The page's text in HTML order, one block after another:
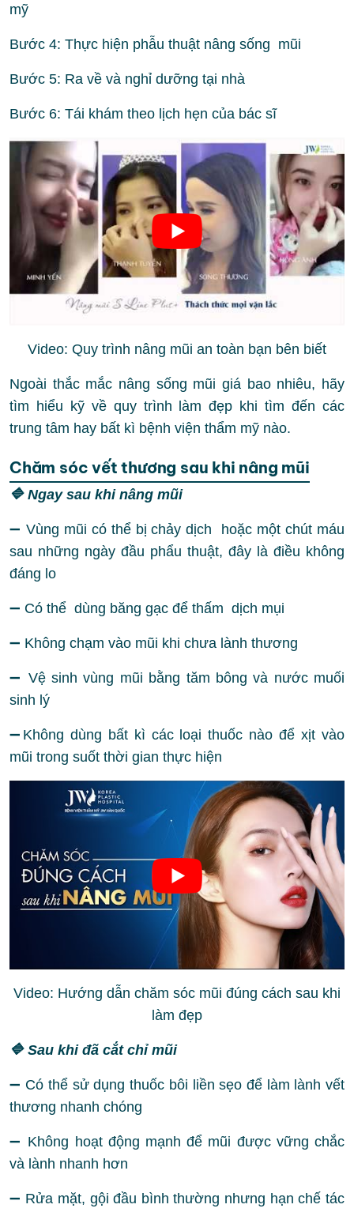
mỹ
Bước 4: Thực hiện phẫu thuật nâng sống mũi
Bước 5: Ra về và nghỉ dưỡng tại nhà
Bước 6: Tái khám theo lịch hẹn của bác sĩ
Video: Quy trình nâng mũi an toàn bạn bên biết
Ngoài thắc mắc nâng sống mũi giá bao nhiêu, hãy
tìm hiểu kỹ về quy trình làm đẹp khi tìm đến các
trung tâm hay bất kì bệnh viện thẩm mỹ nào.
Chăm sóc vết thương sau khi nâng mũi
🔷 Ngay sau khi nâng mũi
➖ Vùng mũi có thể bị chảy dịch hoặc một chút máu
sau những ngày đầu phẩu thuật, đây là điều không
đáng lo
➖ Có thể dùng băng gạc để thấm dịch mụi
➖ Không chạm vào mũi khi chưa lành thương
➖ Vệ sinh vùng mũi bằng tăm bông và nước muối
sinh lý
➖Không dùng bất kì các loại thuốc nào để xịt vào
mũi trong suốt thời gian thực hiện
Video: Hướng dẫn chăm sóc mũi đúng cách sau khi
làm đẹp
🔷 Sau khi đã cắt chỉ mũi
➖ Có thể sử dụng thuốc bôi liền sẹo để làm lành vết
thương nhanh chóng
➖ Không hoạt động mạnh để mũi được vững chắc
và lành nhanh hơn
➖ Rửa mặt, gội đầu bình thường nhưng hạn chế tác